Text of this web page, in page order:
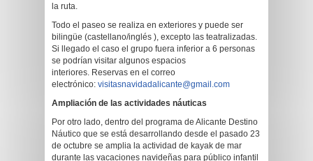
la ruta.
Todo el paseo se realiza en exteriores y puede ser
bilingüe (castellano/inglés ), excepto las teatralizadas.
Si llegado el caso el grupo fuera inferior a 6 personas
se podrían visitar algunos espacios
interiores. Reservas en el correo
electrónico: visitasnavidadalicante@gmail.com
Ampliación de las actividades náuticas
Por otro lado, dentro del programa de Alicante Destino
Náutico que se está desarrollando desde el pasado 23
de octubre se amplia la actividad de kayak de mar
durante las vacaciones navideñas para público infantil